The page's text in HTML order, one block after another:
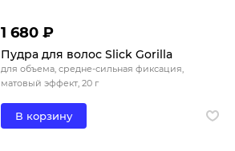
1 680 ₽
Пудра для волос Slick Gorilla
для объема, средне-сильная фиксация,
матовый эффект, 20 г
В корзину